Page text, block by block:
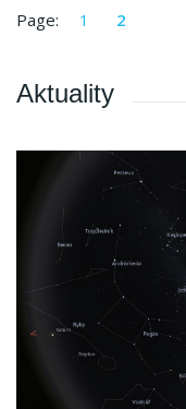
Page: 1 2
Aktuality